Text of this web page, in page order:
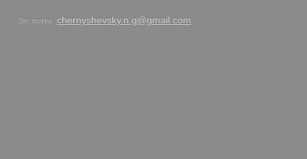
Эл. почта chernyshevsky.n.g@gmail.com